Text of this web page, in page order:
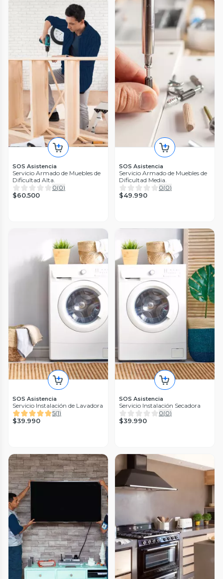
SOS Asistencia
Servicio Armado de Muebles de
Dificultad Alta.
0(0)
$60.500
SOS Asistencia
Servicio Armado de Muebles de
Dificultad Media.
0(0)
$49.990
SOS Asistencia
Servicio Instalación de Lavadora
5(1)
$39.990
SOS Asistencia
Servicio Instalación Secadora
0(0)
$39.990